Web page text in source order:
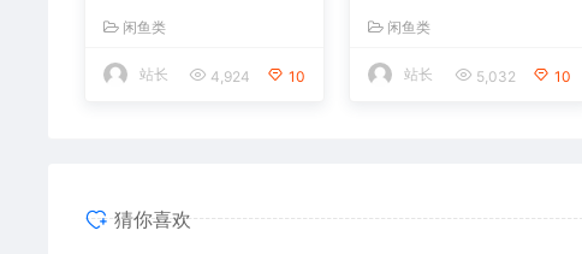
吃透二手电商，单账号
月利润破万
闲鱼类
站长 4,924 10
方法，单店月利润8000
元
闲鱼类
站长 5,032 10
猜你喜欢